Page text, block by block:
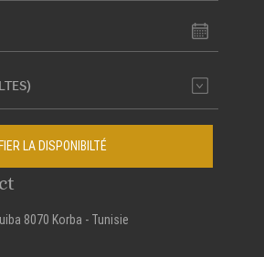
LA DISPONIBILTÉ
8070 Korba - Tunisie